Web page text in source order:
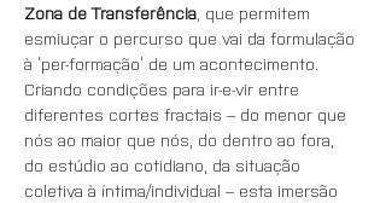
Zona de Transferência , que permitem
esmiuçar o percurso que vai da formulação
à ‘per-formação’ de um acontecimento.
Criando condições para ir-e-vir entre
diferentes cortes fractais – do menor que
nós ao maior que nós, do dentro ao fora,
do estúdio ao cotidiano, da situação
coletiva à íntima/individual – esta imersão